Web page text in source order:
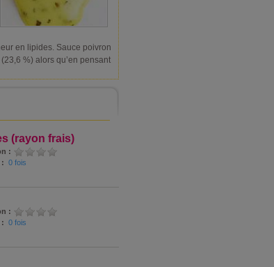
en lipides. Sauce poivron
%) alors qu’en pensant
(rayon frais)
:
: 0 fois
:
: 0 fois